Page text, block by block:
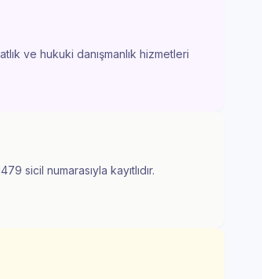
ve hukuki danışmanlık hizmetleri
sicil numarasıyla kayıtlıdır.